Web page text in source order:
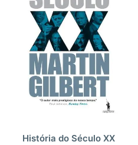
História do Século XX